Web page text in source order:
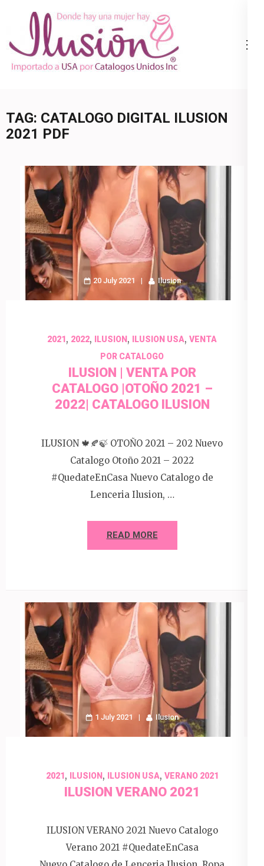
content
(Press
Ropa Interior
800.825.9452
TAG: CATALOGO DIGITAL ILUSION
2021 PDF
20 July 2021 Ilusion
2021, 2022, ILUSION , ILUSION USA, VENTA
POR CATALOGO
ILUSION | VENTA POR
CATALOGO |OTOÑO 2021 –
2022| CATALOGO ILUSION
ILUSION 🍁🍂🍃 OTOÑO 2021 – 202 Nuevo
Catalogo Otoño 2021 – 2022
#QuedateEnCasa Nuevo Catalogo de
Lenceria Ilusion, …
READ MORE
1 July 2021 Ilusion
2021, ILUSION, ILUSION USA, VERANO 2021
ILUSION VERANO 2021
ILUSION VERANO 2021 Nuevo Catalogo
Verano 2021 #QuedateEnCasa